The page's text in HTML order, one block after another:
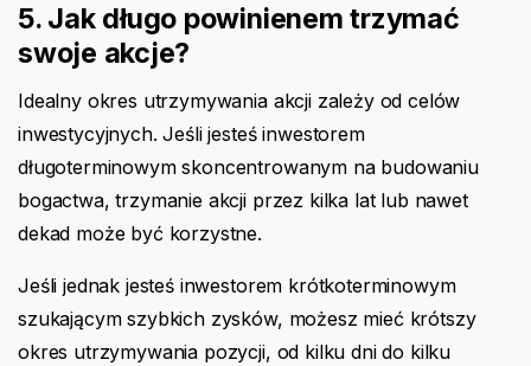
5. Jak długo powinienem trzymać
swoje akcje?
Idealny okres utrzymywania akcji zależy od celów
inwestycyjnych. Jeśli jesteś inwestorem
długoterminowym skoncentrowanym na budowaniu
bogactwa, trzymanie akcji przez kilka lat lub nawet
dekad może być korzystne.
Jeśli jednak jesteś inwestorem krótkoterminowym
szukającym szybkich zysków, możesz mieć krótszy
okres utrzymywania pozycji, od kilku dni do kilku